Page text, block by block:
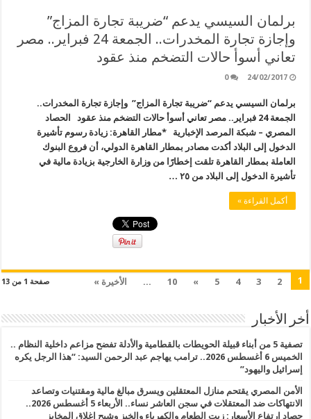
برلمان السيسي يدعم “ضريبة تجارة المزاج”
وإجازة تجارة المخدرات.. الجمعة 24 فبراير.. مصر
تعاني أسوأ حالات التضخم منذ عقود
24/02/2017
0
برلمان السيسي يدعم “ضريبة تجارة المزاج” وإجازة تجارة المخدرات..
الجمعة 24 فبراير.. مصر تعاني أسوأ حالات التضخم منذ عقود الحصاد
المصري – شبكة المرصد الإخبارية *مطار القاهرة: زيادة رسوم تأشيرة
الدخول إلى البلاد أكدت مصادر بمطار القاهرة الدولي، أن فروع البنوك
العاملة بمطار القاهرة تلقت إخطارًا من وزارة الخارجية بزيادة مالية في
تأشيرة الدخول إلى البلاد من ٢٥ …
أكمل القراءة »
صفحة 1 من 13 1
2
3
4
5
»
10
... الأخيرة »
أخر الأخبار
تصفية 5 من أبناء قبيلة الحويطات بالقطامية والأدلة تفضح مزاعم داخلية النظام ..
الخميس 6 أغسطس 2026.. ترامب يهاجم عبد الرحمن السيد: “هذا الرجل يكره
إسرائيل واليهود”
الأمن المصري يقتحم منازل المعتقلين ويسرق مبالغ مالية ومقتنيات وتصاعد
الانتهاكات ضد المعتقلات في سجن العاشر نساء.. الأربعاء 5 أغسطس 2026..
حصاد ارتفاع الأسعار: زيت الطعام والكهرباء والخبز وشبح إغلاق المخابز